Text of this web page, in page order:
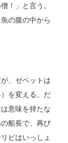
！」と言う。
の腹の中から
、ゼベットは
を変える。だ
意味を持たな
船長で、再び
ビはいっしょ